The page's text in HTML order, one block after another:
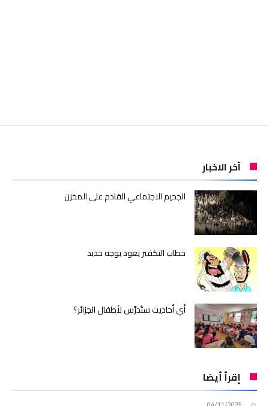
آخر الاخبار
الجحيم الاجتماعي القادم على المخزن
خطاب التكفير يعود بوجه جديد
أي أحاديث ستُدرَّس لأطفال الجزائر؟
إقرأ أيضا